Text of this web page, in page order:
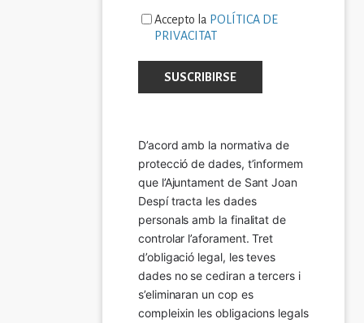
Accepto la POLÍTICA DE
PRIVACITAT
D’acord amb la normativa de
protecció de dades, t’informem
que l’Ajuntament de Sant Joan
Despí tracta les dades
personals amb la finalitat de
controlar l’aforament. Tret
d’obligació legal, les teves
dades no se cediran a tercers i
s’eliminaran un cop es
compleixin les obligacions legals